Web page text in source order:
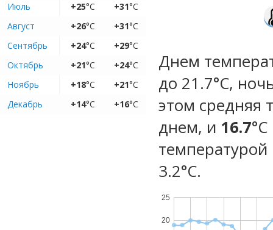
Июль
+25°C +31°C
Август
+26°C +31°C
Сентябрь
+24°C +29°C
Октябрь
+21°C +24°C
Ноябрь
+18°C +21°C
Декабрь
+14°C +16°C
Днем
до 21.7°C,
этом средняя
днем, и 16.7
температурой
3.2°С.
20
25